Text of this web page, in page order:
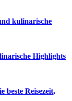
kulinarische
Highlights
beste Reisezeit,